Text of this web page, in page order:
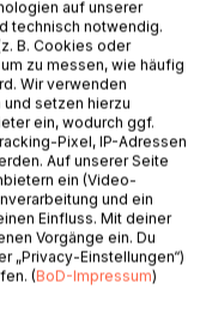
zur Arbeit
pflegen,
haben, etwas
bleiben!
auf unserer
technisch notwendig.
B. Cookies oder
zu messen, wie häufig
Wir verwenden
setzen hierzu
ein, wodurch ggf.
Pixel, IP-Adressen
Auf unserer Seite
ein (Video-
und ein
Einfluss. Mit deiner
Vorgänge ein. Du
„Privacy-Einstellungen“)
(BoD-Impressum)